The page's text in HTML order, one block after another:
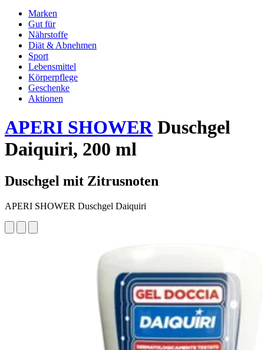
Marken
Gut für
Nährstoffe
Diät & Abnehmen
Sport
Lebensmittel
Körperpflege
Geschenke
Aktionen
APERI SHOWERDuschgel
Daiquiri, 200 ml
Duschgel mit Zitrusnoten
APERI SHOWER Duschgel Daiquiri